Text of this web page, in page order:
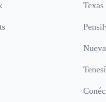
Texas
Tenesí